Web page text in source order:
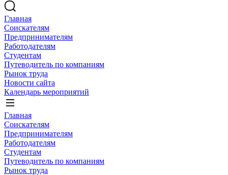
Главная
Соискателям
Предпринимателям
Работодателям
Студентам
Путеводитель по компаниям
Рынок труда
Новости сайта
Календарь мероприятий
Главная
Соискателям
Предпринимателям
Работодателям
Студентам
Путеводитель по компаниям
Рынок труда